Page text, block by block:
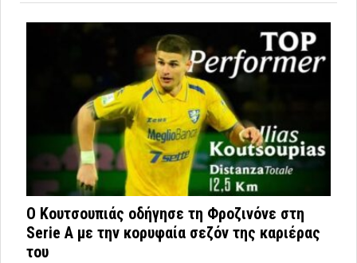
Ο Κουτσουπιάς οδήγησε τη Φροζινόνε στη
Serie A με την κορυφαία σεζόν της καριέρας
του